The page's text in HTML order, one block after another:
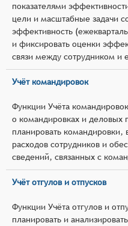
показателями
цели и масштабные задачи
эффективность
и фиксировать оценки
связи между сотрудником и
Учёт командировок
Функции Учёта
о командировках и деловых
планировать командировки,
расходов сотрудников и
сведений, связанных с
Учёт отгулов и отпусков
Функции Учёта отгулов и
планировать и